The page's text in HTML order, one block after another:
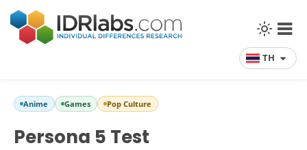
TH
Anime Games Pop Culture
Persona 5 Test